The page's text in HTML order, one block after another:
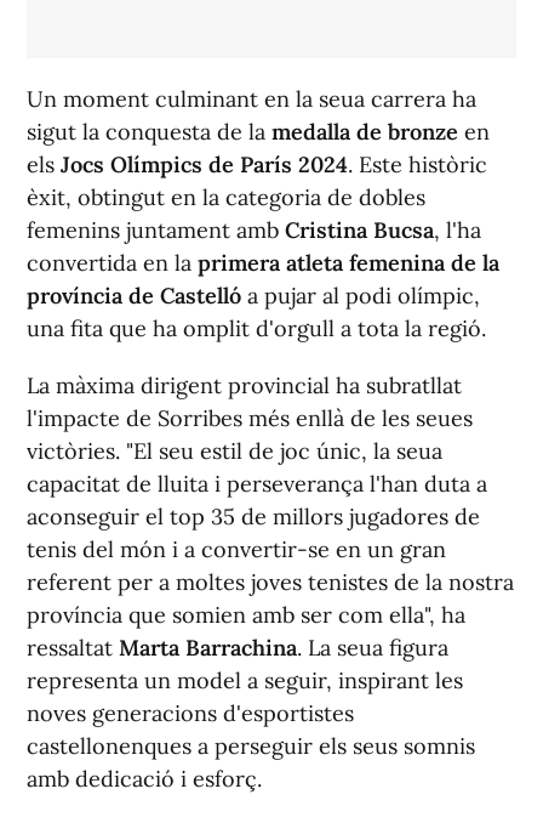
Un moment culminant en la seua carrera ha
sigut la conquesta de la medalla de bronze en
els Jocs Olímpics de París 2024. Este històric
èxit, obtingut en la categoria de dobles
femenins juntament amb Cristina Bucsa, l'ha
convertida en la primera atleta femenina de la
província de Castelló a pujar al podi olímpic,
una fita que ha omplit d'orgull a tota la regió.
La màxima dirigent provincial ha subratllat
l'impacte de Sorribes més enllà de les seues
victòries. "El seu estil de joc únic, la seua
capacitat de lluita i perseverança l'han duta a
aconseguir el top 35 de millors jugadores de
tenis del món i a convertir-se en un gran
referent per a moltes joves tenistes de la nostra
província que somien amb ser com ella", ha
ressaltat Marta Barrachina. La seua figura
representa un model a seguir, inspirant les
noves generacions d'esportistes
castellonenques a perseguir els seus somnis
amb dedicació i esforç.